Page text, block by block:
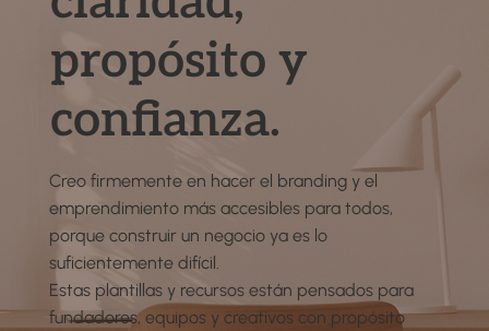
propósito y
confianza.
Creo firmemente en hacer el branding y el
emprendimiento más accesibles para todos,
porque construir un negocio ya es lo
suficientemente difícil.
Estas plantillas y recursos están pensados para
fundadores, equipos y creativos con propósito